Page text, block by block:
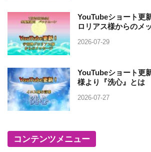
YouTubeショート更
ロリアス様からのメ
2026-07-29
YouTubeショート更
様より『洗心』とは
2026-07-27
コンテンツメニュー